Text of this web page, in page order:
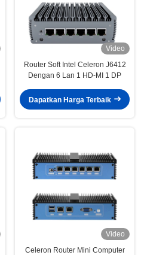
Video
Router Soft Intel Celeron J6412
Dengan 6 Lan 1 HD-MI 1 DP
Dapatkan Harga Terbaik
Video
Celeron Router Mini Computer